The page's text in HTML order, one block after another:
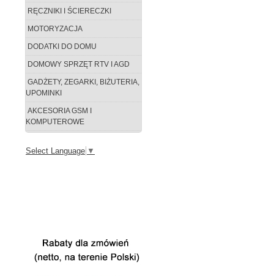
RĘCZNIKI I ŚCIERECZKI
MOTORYZACJA
DODATKI DO DOMU
DOMOWY SPRZĘT RTV I AGD
GADŻETY, ZEGARKI, BIŻUTERIA,
UPOMINKI
AKCESORIA GSM I
KOMPUTEROWE
Select Language ▼